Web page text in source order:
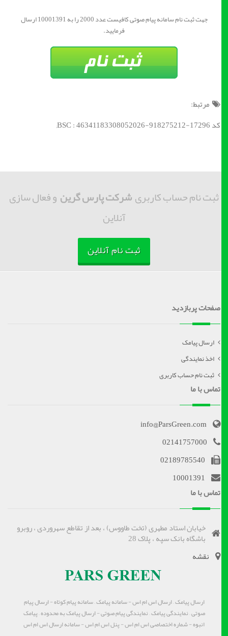
جهت ثبت نام سامانه پیام صوتی کافیست عدد 2000 را به 10001391 ارسال
فرمایید.
مرتبط:
کد BSC : 46341183308052026-918275212-17296;
ثبت نام حساب کاربریشرکت پارس گرینو فعال سازی
آنلاین
ثبت نام آنلاین
صفحات پربازدید
ارسال پیامک
اخذ نمایندگی
ثبت نام حساب کاربری
تماس با ما
info@ParsGreen.com
02141757000
02189785540
10001391
تماس با ما
خیابان استاد مطهری (تخت طاووس) ، بعد از تقاطع سهروردی ، روبرو
باشگاه بانک سپه ، پلاک 28
نقشه
ارسال پیامک – ارسال اس ام اس - سامانه پیامک – سامانه پیام کوتاه - ارسال پیام
صوتی – نمایندگی پیامک – نمایندگی پیام صوتی - ارسال پیامک به محدوده – پیامک
انبوه - شماره اختصاصی اس ام اس - پنل اس ام اس - سامانه ارسال اس ام اس